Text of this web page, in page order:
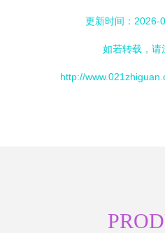
更新时间：2026-
如若转载，请
http://